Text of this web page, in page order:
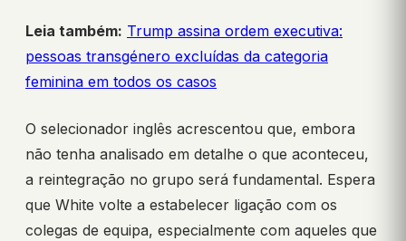
Leia também: Trump assina ordem executiva:
pessoas transgénero excluídas da categoria
feminina em todos os casos
O selecionador inglês acrescentou que, embora
não tenha analisado em detalhe o que aconteceu,
a reintegração no grupo será fundamental. Espera
que White volte a estabelecer ligação com os
colegas de equipa, especialmente com aqueles que